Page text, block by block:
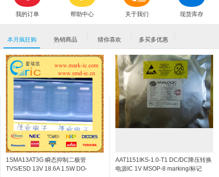
零欧姆电阻的作用
我的订单 帮助中心 关于我们 现货库存
本月疯狂购 热销商品 猜你喜欢 多买多优惠
1SMA13AT3G 瞬态抑制二极管
TVS/ESD 13V 18.6A 1.5W DO-
AAT1151IKS-1.0-T1 DC/DC降压转换
电源IC 1V MSOP-8 marking/标记
2SC5108-Y NPN三极管 20V 30mA
6Ghz 120~240 SOT-523/SSM
2SC4666 NPN三极管 50V
150mA/0.15A 250MHz 600~3600
WSD411 肖特基二极管 20v
500mA/0.5A 420mV/0.42V SOT-
WSD551H 肖特基二极管 30V
500mA/0.5A 470mV/0.47V
2SK3230 N沟道结型场效应管 20v
0.06~0.11mA SOT-523 marking/标记
2SK198-Q N沟道结型场效应管 30v
2~6mA SOT-23 marking/标记 10Q 低